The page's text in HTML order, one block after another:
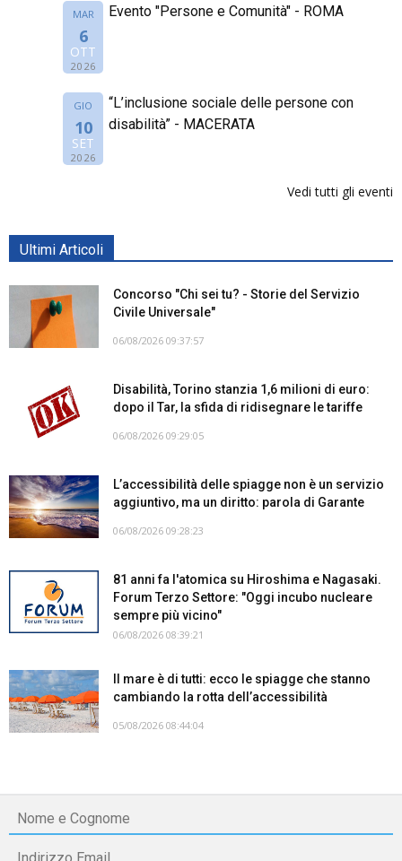
MAR
6
OTT
2026
Evento "Persone e Comunità" - ROMA
GIO
10
SET
2026
“L’inclusione sociale delle persone con
disabilità” - MACERATA
Vedi tutti gli eventi
Ultimi Articoli
Concorso "Chi sei tu? - Storie del Servizio
Civile Universale"
06/08/2026 09:37:57
Disabilità, Torino stanzia 1,6 milioni di euro:
dopo il Tar, la sfida di ridisegnare le tariffe
06/08/2026 09:29:05
L’accessibilità delle spiagge non è un servizio
aggiuntivo, ma un diritto: parola di Garante
06/08/2026 09:28:23
81 anni fa l'atomica su Hiroshima e Nagasaki.
Forum Terzo Settore: "Oggi incubo nucleare
sempre più vicino"
06/08/2026 08:39:21
Il mare è di tutti: ecco le spiagge che stanno
cambiando la rotta dell’accessibilità
05/08/2026 08:44:04